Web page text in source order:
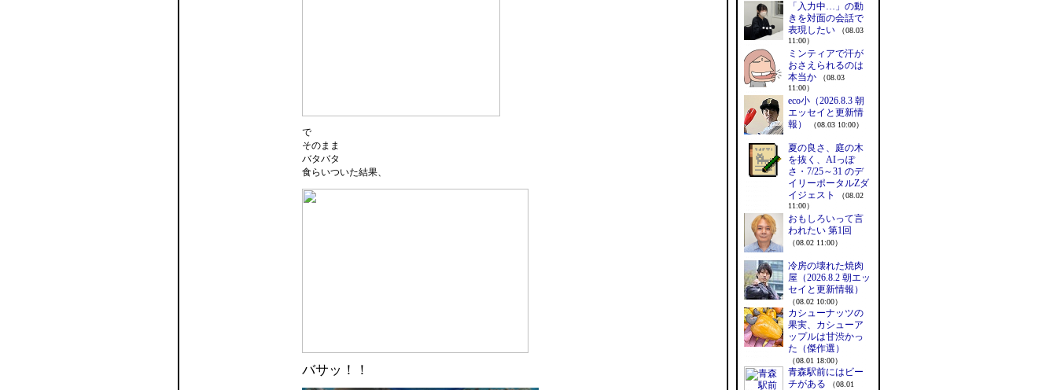
で
そのまま
バタバタ
食らいついた結果、
バサッ！！
「入力中…」の動
きを対面の会話で
表現したい
（08.03
11:00）
ミンティアで汗が
おさえられるのは
本当か
（08.03
11:00）
eco小（2026.8.3 朝
エッセイと更新情
報）
（08.03 10:00）
夏の良さ、庭の木
を抜く、AIっぽ
さ・7/25～31 のデ
イリーポータルZダ
イジェスト
（08.02
11:00）
おもしろいって言
われたい 第1回
（08.02 11:00）
冷房の壊れた焼肉
屋（2026.8.2 朝エッ
セイと更新情報）
（08.02 10:00）
カシューナッツの
果実、カシューア
ップルは甘渋かっ
た（傑作選）
（08.01 18:00）
青森駅前にはビー
チがある
（08.01